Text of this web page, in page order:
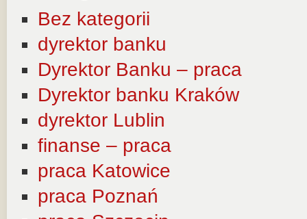
Bez kategorii
dyrektor banku
Dyrektor Banku – praca
Dyrektor banku Kraków
dyrektor Lublin
finanse – praca
praca Katowice
praca Poznań